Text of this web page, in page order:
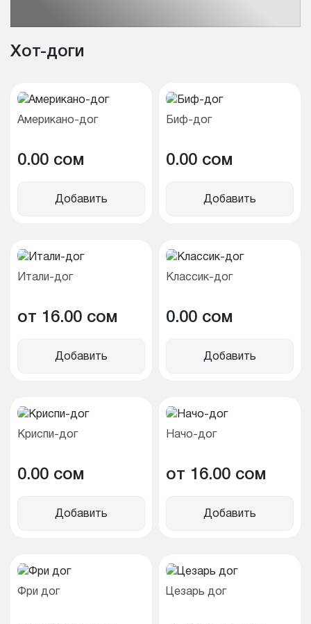
Хот-доги
Американо-дог
0.00 cом
Добавить
Биф-дог
0.00 cом
Добавить
Итали-дог
от 16.00 cом
Добавить
Классик-дог
0.00 cом
Добавить
Криспи-дог
0.00 cом
Добавить
Начо-дог
от 16.00 cом
Добавить
Фри дог Цезарь дог